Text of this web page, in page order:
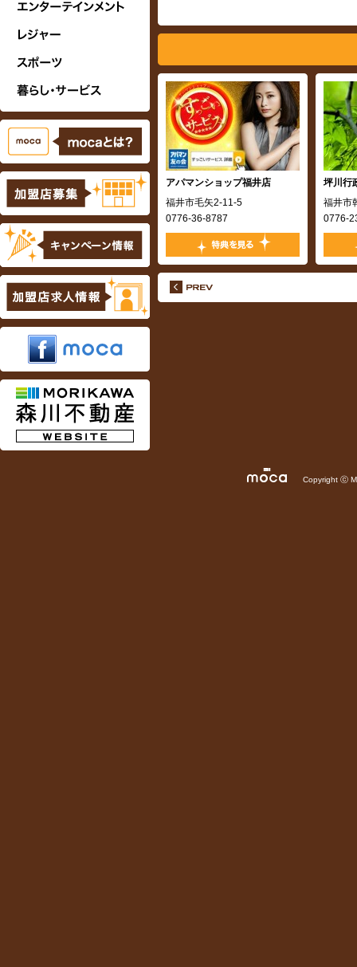
,
,
アパマンショップ福井店
福井市毛矢2-11-5
0776-36-8787
坪川行
福井市
0776-
ページ
Copyright ⓒ